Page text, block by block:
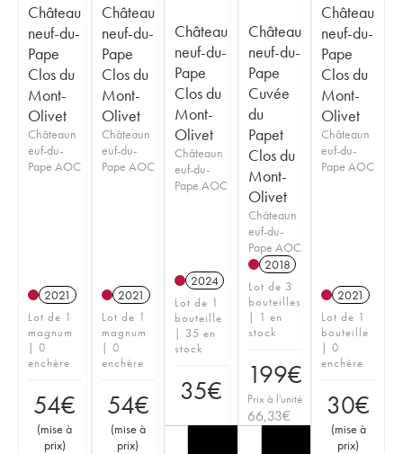
Château
neuf-du-
Pape
Clos du
Mont-
Olivet
Châteaun
euf-du-
Pape AOC
2021
Lot de 1
magnum
| 0
enchère
54€
(mise à
prix)
Château
neuf-du-
Pape
Clos du
Mont-
Olivet
Châteaun
euf-du-
Pape AOC
2021
Lot de 1
magnum
| 0
enchère
54€
(mise à
prix)
Château
neuf-du-
Pape
Clos du
Mont-
Olivet
Châteaun
euf-du-
Pape AOC
2024
Lot de 1
bouteille
| 35 en
stock
35€
Château
neuf-du-
Pape
Cuvée
du
Papet
Clos du
Mont-
Olivet
Châteaun
euf-du-
Pape AOC
2018
Lot de 3
bouteilles
| 1 en
stock
199€
Prix à l'unité
66,33€
Château
neuf-du-
Pape
Clos du
Mont-
Olivet
Châteaun
euf-du-
Pape AOC
2021
Lot de 1
bouteille
| 0
enchère
30€
(mise à
prix)